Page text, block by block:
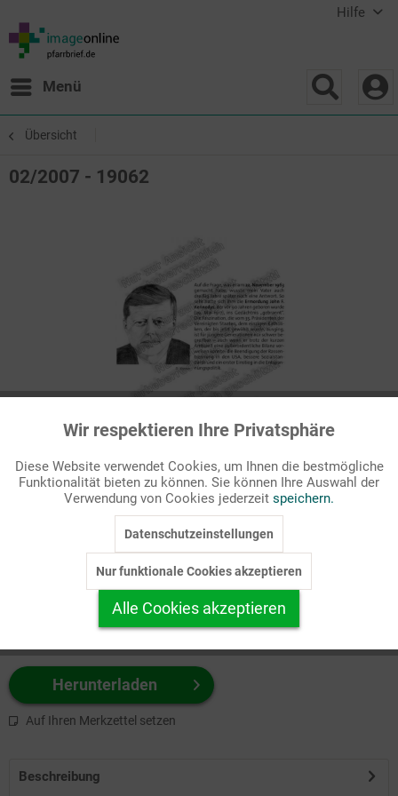
Hilfe
Menü
Übersicht
02/2007 - 19062
Passende Stichworte
Heilige/Personen
zuerst Ihr Produktformat aus.
z.B. Farbe-Grafik, Schwarz-Weiß-Grafik, mit/ohne Text ...
Herunterladen
Auf Ihren Merkzettel setzen
Beschreibung
Funktionale Aktiv
Marketing Inaktiv
Personalisierung Inaktiv
Service
Wir respektieren Ihre Privatsphäre
Diese Website verwendet Cookies, um Ihnen die bestmögliche
Funktionalität bieten zu können. Sie können Ihre Auswahl der
Verwendung von Cookies jederzeit speichern.
Datenschutzeinstellungen
Nur funktionale Cookies akzeptieren
Alle Cookies akzeptieren